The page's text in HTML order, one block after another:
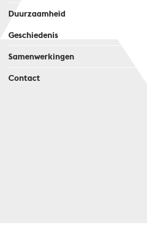
Duurzaamheid
Geschiedenis
Samenwerkingen
Contact